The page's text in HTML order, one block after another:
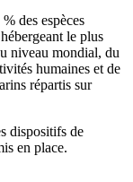
des espèces
le plus
niveau mondial, du
humaines et de
répartis sur
dispositifs de
en place.